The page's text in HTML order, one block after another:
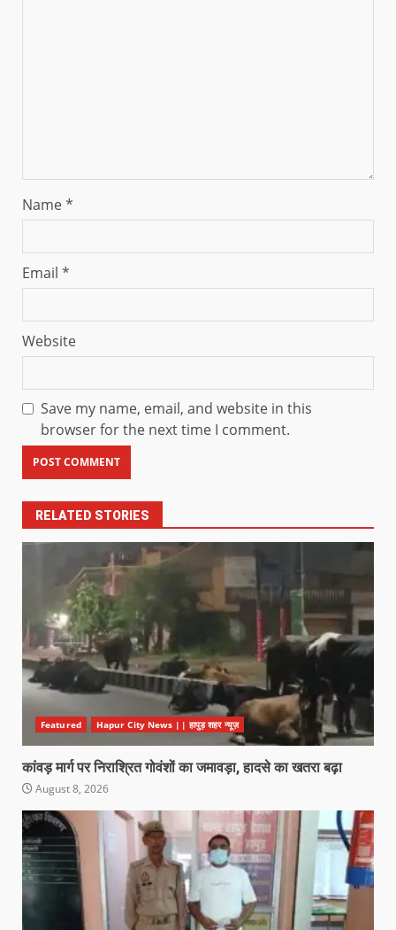
Name*
Email *
Website
Save my name, email, and website in this
browser for the next time I comment.
RELATED STORIES
Featured Hapur City News || हापुड़ शहर न्यूज़
कांवड़ मार्ग पर निराश्रित गोवंशों का जमावड़ा, हादसे का खतरा बढ़ा
August 8, 2026